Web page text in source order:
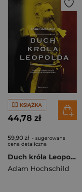
KSIĄŻKA
44,78 zł
59,90 zł - sugerowana
cena detaliczna
Duch króla Leopolda
Adam Hochschild